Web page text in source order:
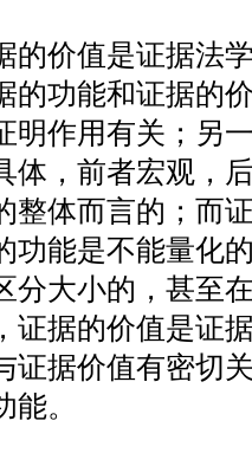
价值是证据法学
的功能和证据的
明作用有关；另
体，前者宏观，
整体而言的；而
功能是不能量化
分大小的，甚至
证据的价值是证
证据价值有密切
。